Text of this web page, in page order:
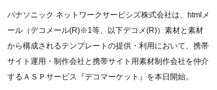
パナソニック ネットワークサービシズ株式会社は、htmlメ
ール（デコメール(R)※1等、以下デコメ(R)）素材と素材
から構成されるテンプレートの提供・利用において、携帯
サイト運用・制作会社と携帯サイト用素材制作会社を仲介
するＡＳＰサービス『デコマーケット』を本日開始。